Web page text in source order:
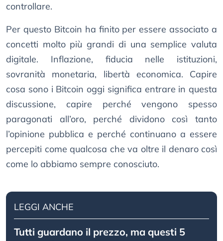
controllare.
Per questo Bitcoin ha finito per essere associato a
concetti molto più grandi di una semplice valuta
digitale. Inflazione, fiducia nelle istituzioni,
sovranità monetaria, libertà economica. Capire
cosa sono i Bitcoin oggi significa entrare in questa
discussione, capire perché vengono spesso
paragonati all’oro, perché dividono così tanto
l’opinione pubblica e perché continuano a essere
percepiti come qualcosa che va oltre il denaro così
come lo abbiamo sempre conosciuto.
LEGGI ANCHE
Tutti guardano il prezzo, ma questi 5